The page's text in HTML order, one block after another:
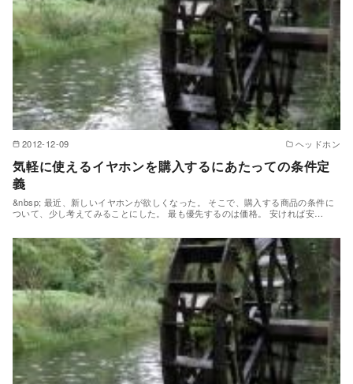
2012-12-09 ヘッドホン
気軽に使えるイヤホンを購入するにあたっての条件定
義
&nbsp; 最近、新しいイヤホンが欲しくなった。 そこで、購入する商品の条件に
ついて、少し考えてみることにした。 最も優先するのは価格。 安ければ安…